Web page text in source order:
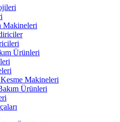
Makineleri
Ürünleri
Makineleri
Ürünleri